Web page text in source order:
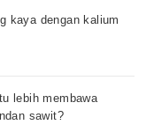
kaya dengan kalium
lebih membawa
sawit?